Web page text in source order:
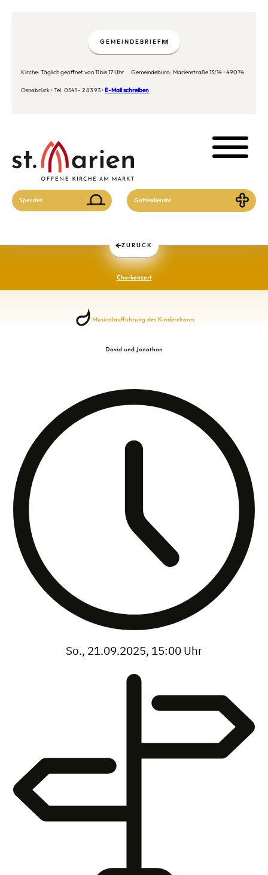
Kirche: Täglich geöffnet von 11 bis 17 Uhr Gemeindebüro: Marienstraße 13/14 • 49074
Osnabrück • Tel. 0541 - 2 83 93 •E-Mail schreiben
GEMEINDEBRIEF
Spenden Gottesdienste
ZURÜCK
Musicalaufführung des Kinderchores
David und Jonathan
Chorkonzert
So., 21.09.2025, 15:00 Uhr